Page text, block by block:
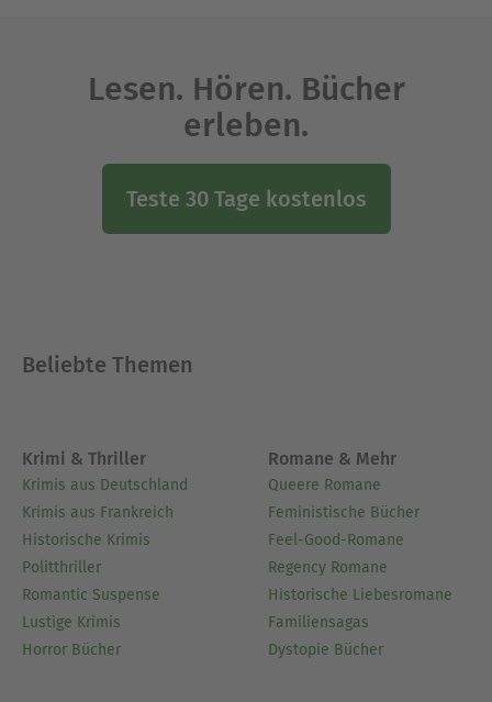
Lesen. Hören. Bücher
erleben.
Teste 30 Tage kostenlos
Beliebte Themen
Krimi & Thriller
Krimis aus Deutschland
Krimis aus Frankreich
Historische Krimis
Politthriller
Romantic Suspense
Lustige Krimis
Horror Bücher
Romane & Mehr
Queere Romane
Feministische Bücher
Feel-Good-Romane
Regency Romane
Historische Liebesromane
Familiensagas
Dystopie Bücher